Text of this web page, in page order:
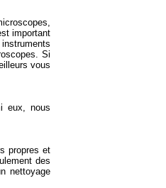
important
Si
vous
eux, nous
propres et
des
nettoyage